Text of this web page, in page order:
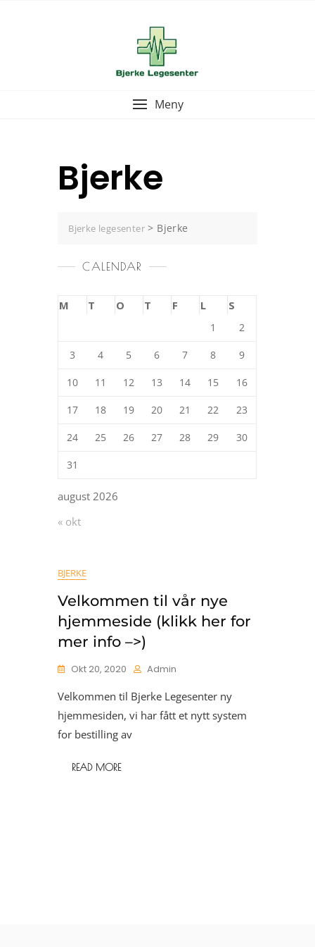
Meny
Bjerke
Bjerke legesenter > Bjerke
CALENDAR
august 2026
M T O T F L S
1 2
3 4 5 6 7 8 9
10 11 12 13 14 15 16
17 18 19 20 21 22 23
24 25 26 27 28 29 30
31
« okt
BJERKE
Velkommen til vår nye
hjemmeside (klikk her for
mer info –>)
Okt 20, 2020 Admin
Velkommen til Bjerke Legesenter ny
hjemmesiden, vi har fått et nytt system
for bestilling av
READ MORE